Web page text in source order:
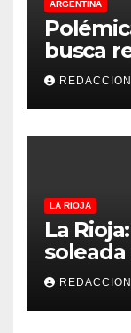
ARGENTINA
busca
refugios
LA RIOJA
La
soleada
el viernes